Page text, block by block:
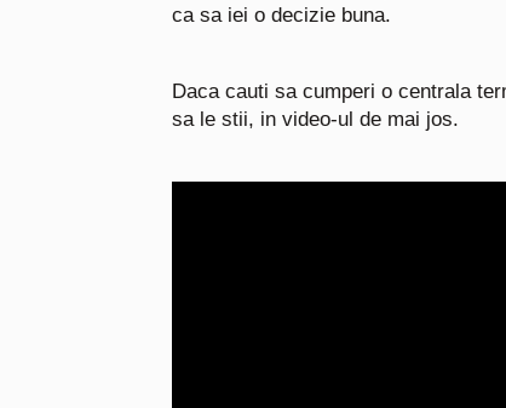
ca sa iei o decizie buna.
Daca cauti sa cumperi o centrala
sa le stii, in video-ul de mai jos.